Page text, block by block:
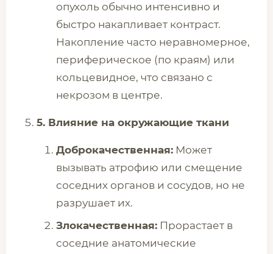
опухоль обычно интенсивно и
быстро накапливает контраст.
Накопление часто неравномерное,
периферическое (по краям) или
кольцевидное, что связано с
некрозом в центре.
5. Влияние на окружающие ткани
Доброкачественная: Может
вызывать атрофию или смещение
соседних органов и сосудов, но не
разрушает их.
Злокачественная: Прорастает в
соседние анатомические